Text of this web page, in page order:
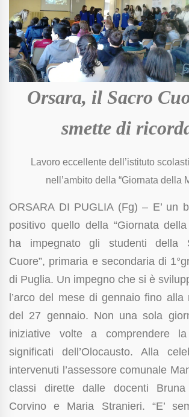
Orsara, il Sacro
smette di
Lavoro eccellente dell’istituto
nell’ambito della “Giornata della
ORSARA DI PUGLIA (Fg) – E’ un
positivo quello della “Giornata
ha impegnato gli studenti della
Cuore”, primaria e secondaria di
di Puglia. Un impegno che si è
l’arco del mese di gennaio fino alla
del 27 gennaio. Non una sola
iniziative volte a comprendere
significati dell’Olocausto. Alla
intervenuti l’assessore comunale
classi dirette dalle docenti
Corvino e Maria Stranieri. “E’